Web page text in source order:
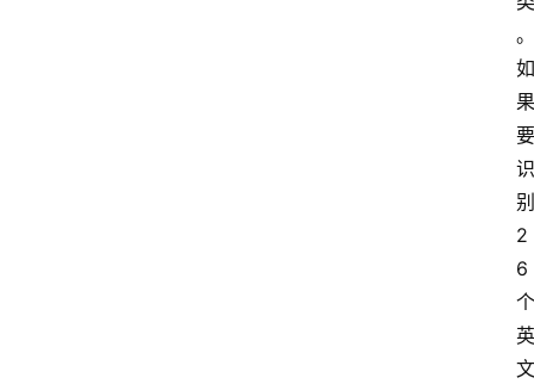
。
如
果
要
识
别
2
6
个
英
文